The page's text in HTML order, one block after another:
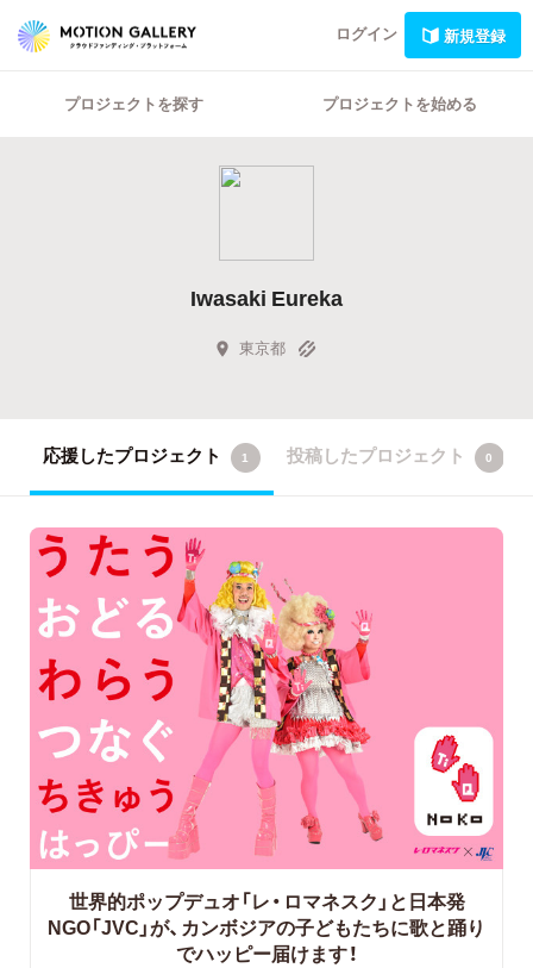
ログイン 新規登録
プロジェクトを探す プロジェクトを始める
Iwasaki Eureka
東京都
応援したプロジェクト 1 投稿したプロジェクト 0
世界的ポップデュオ「レ・ロマネスク」と日本発
NGO「JVC」が、カンボジアの子どもたちに歌と踊り
でハッピー届けます！